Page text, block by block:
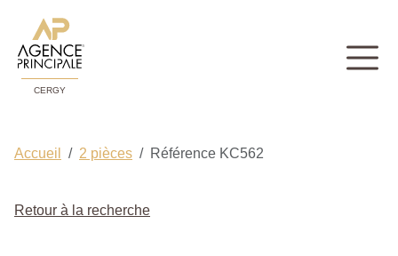
CERGY
Accueil 2 pièces Référence KC562
Retour à la recherche